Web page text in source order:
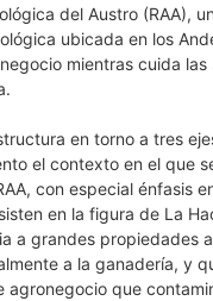
del Austro (RAA),
ubicada en los
mientras cuida las
en torno a tres
el contexto en el que
con especial énfasis
en la figura de La
a grandes propiedades
a la ganadería, y
agronegocio que